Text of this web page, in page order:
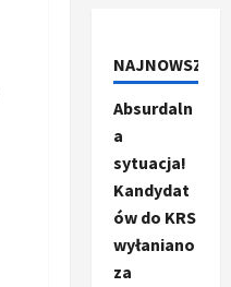
NAJNOWSZE
Absurdaln
a
sytuacja!
Kandydat
ów do KRS
wyłaniano
za